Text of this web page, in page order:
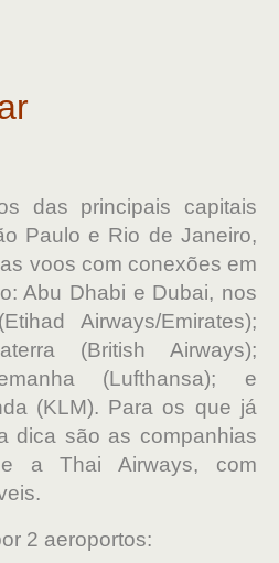
das principais capitais
Paulo e Rio de Janeiro,
voos com conexões em
Abu Dhabi e Dubai, nos
Airways/Emirates);
(British Airways);
(Lufthansa); e
(KLM). Para os que já
dica são as companhias
a Thai Airways, com
2 aeroportos: